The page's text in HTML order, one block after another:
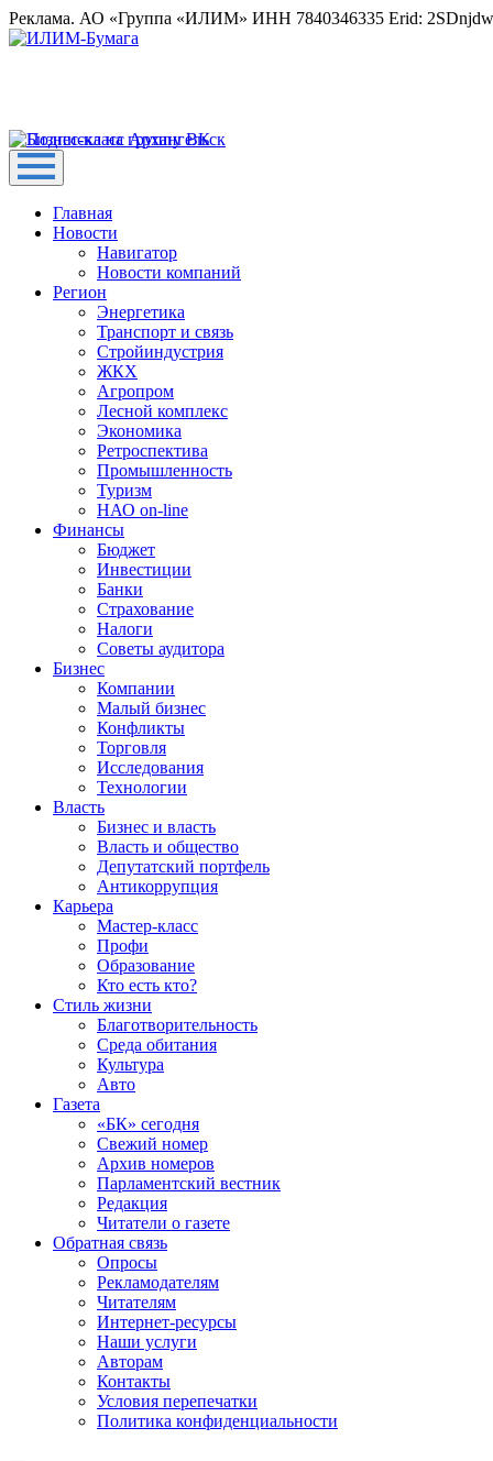
Реклама. АО «Группа «ИЛИМ» ИНН 7840346335 Erid:
Главная
Новости
Навигатор
Новости компаний
Регион
Энергетика
Транспорт и связь
Стройиндустрия
ЖКХ
Агропром
Лесной комплекс
Экономика
Ретроспектива
Промышленность
Туризм
НАО on-line
Финансы
Бюджет
Инвестиции
Банки
Страхование
Налоги
Советы аудитора
Бизнес
Компании
Малый бизнес
Конфликты
Торговля
Исследования
Технологии
Власть
Бизнес и власть
Власть и общество
Депутатский портфель
Антикоррупция
Карьера
Мастер-класс
Профи
Образование
Кто есть кто?
Стиль жизни
Благотворительность
Среда обитания
Культура
Авто
Газета
«БК» сегодня
Свежий номер
Архив номеров
Парламентский вестник
Редакция
Читатели о газете
Обратная связь
Опросы
Рекламодателям
Читателям
Интернет-ресурсы
Наши услуги
Авторам
Контакты
Условия перепечатки
Политика конфиденциальности